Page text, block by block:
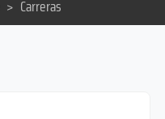
> Carreras